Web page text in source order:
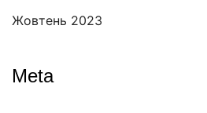
Жовтень 2023
Meta